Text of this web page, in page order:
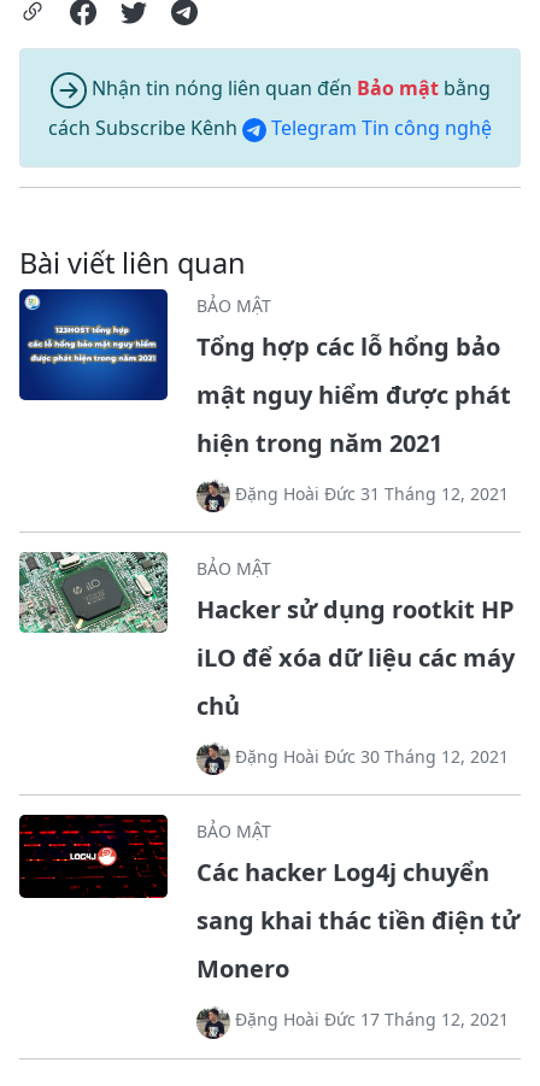
Nhận tin nóng liên quan đến Bảo mậtbằng
cách Subscribe Kênh
Telegram Tin công nghệ
Bài viết liên quan
BẢO MẬT
Tổng hợp các lỗ hổng bảo
mật nguy hiểm được phát
hiện trong năm 2021
Đặng Hoài Đức 31 Tháng 12, 2021
BẢO MẬT
Hacker sử dụng rootkit HP
iLO để xóa dữ liệu các máy
chủ
Đặng Hoài Đức 30 Tháng 12, 2021
BẢO MẬT
Các hacker Log4j chuyển
sang khai thác tiền điện tử
Monero
Đặng Hoài Đức 17 Tháng 12, 2021